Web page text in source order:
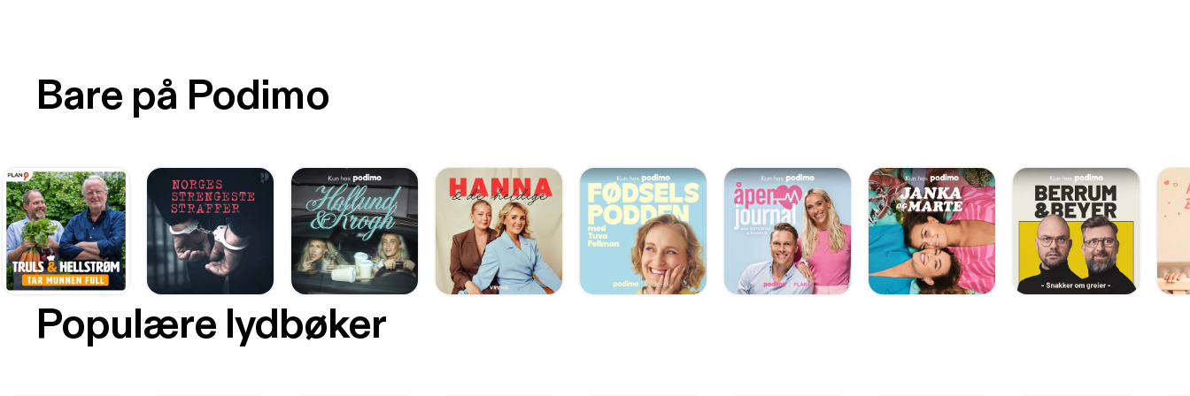
Bare på Podimo
Populære lydbøker